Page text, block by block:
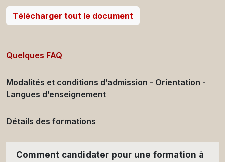
Télécharger tout le document
Quelques FAQ
Modalités et conditions d’admission - Orientation -
Langues d’enseignement
Détails des formations
Comment candidater pour une formation à